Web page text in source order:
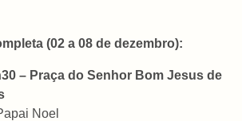
(02 a 08 de dezembro):
– Praça do Senhor Bom Jesus de
Noel